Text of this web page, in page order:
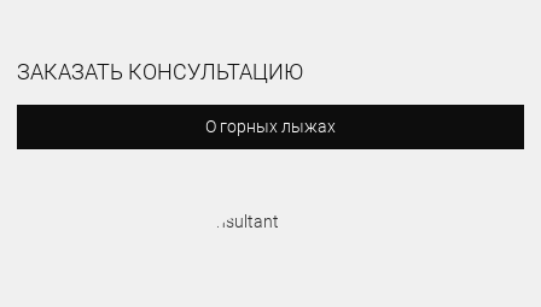
ЗАКАЗАТЬ КОНСУЛЬТАЦИЮ
О горных лыжах